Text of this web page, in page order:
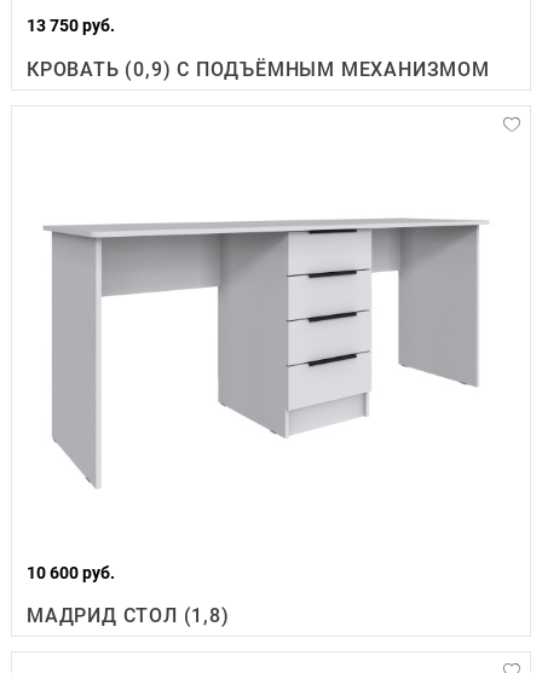
13 750 руб.
КРОВАТЬ (0,9) С ПОДЪЁМНЫМ МЕХАНИЗМОМ
10 600 руб.
МАДРИД СТОЛ (1,8)